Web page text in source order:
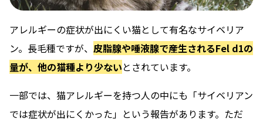
アレルギーの症状が出にくい猫として有名なサイベリア
ン。長毛種ですが、 皮脂腺や唾液腺で産生されるFel d1の
量が、他の猫種より少ないとされています。
一部では、猫アレルギーを持つ人の中にも「サイベリアン
では症状が出にくかった」という報告があります。ただ